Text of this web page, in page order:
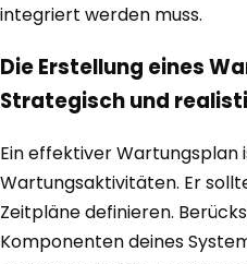
integriert werden muss.
Die Erstellung eines
Strategisch und
Ein effektiver Wartungsplan
Wartungsaktivitäten. Er
Zeitpläne definieren.
Komponenten deines